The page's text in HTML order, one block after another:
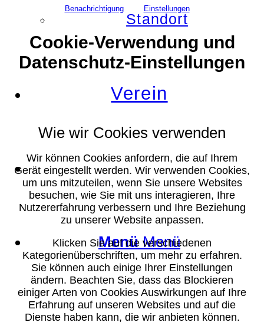
Standort
Verein
Suche
Menü Menü
Benachrichtigung
Einstellungen
Cookie-Verwendung und
Datenschutz-Einstellungen
Wie wir Cookies verwenden
Wir können Cookies anfordern, die auf Ihrem
Gerät eingestellt werden. Wir verwenden Cookies,
um uns mitzuteilen, wenn Sie unsere Websites
besuchen, wie Sie mit uns interagieren, Ihre
Nutzererfahrung verbessern und Ihre Beziehung
zu unserer Website anpassen.
Klicken Sie auf die verschiedenen
Kategorienüberschriften, um mehr zu erfahren.
Sie können auch einige Ihrer Einstellungen
ändern. Beachten Sie, dass das Blockieren
einiger Arten von Cookies Auswirkungen auf Ihre
Erfahrung auf unseren Websites und auf die
Dienste haben kann, die wir anbieten können.